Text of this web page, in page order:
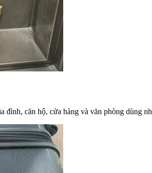
căn hộ, cửa hàng và văn phòng dùng